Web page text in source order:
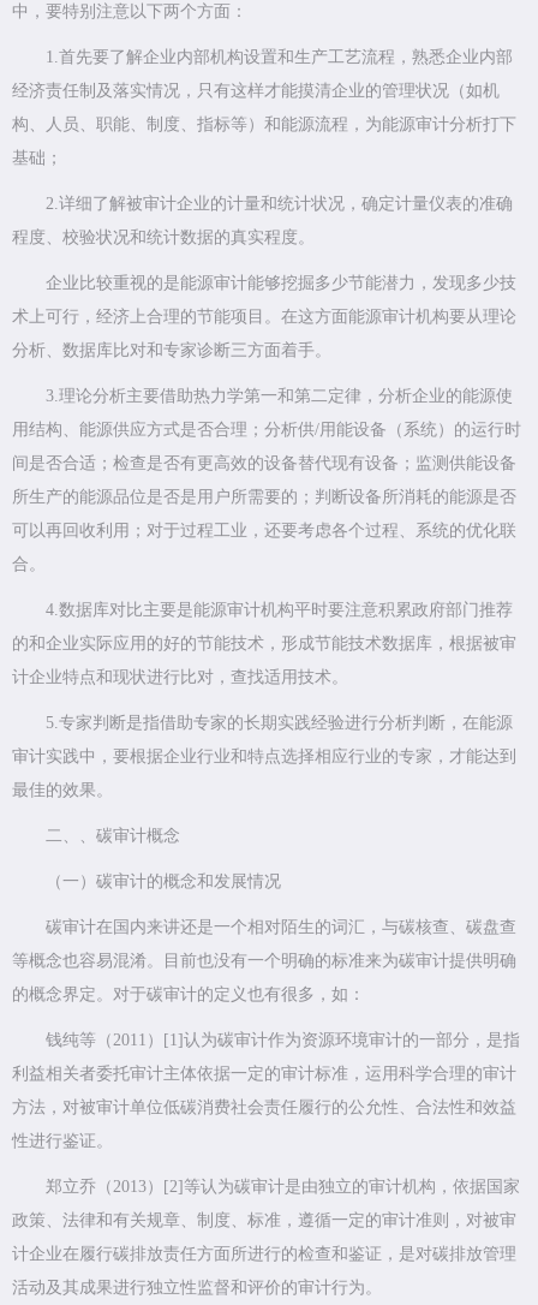
中，要特别注意以下两个方面：
1.首先要了解企业内部机构设置和生产工艺流程，熟悉企业内部
经济责任制及落实情况，只有这样才能摸清企业的管理状况（如机
构、人员、职能、制度、指标等）和能源流程，为能源审计分析打下
基础；
2.详细了解被审计企业的计量和统计状况，确定计量仪表的准确
程度、校验状况和统计数据的真实程度。
企业比较重视的是能源审计能够挖掘多少节能潜力，发现多少技
术上可行，经济上合理的节能项目。在这方面能源审计机构要从理论
分析、数据库比对和专家诊断三方面着手。
3.理论分析主要借助热力学第一和第二定律，分析企业的能源使
用结构、能源供应方式是否合理；分析供/用能设备（系统）的运行时
间是否合适；检查是否有更高效的设备替代现有设备；监测供能设备
所生产的能源品位是否是用户所需要的；判断设备所消耗的能源是否
可以再回收利用；对于过程工业，还要考虑各个过程、系统的优化联
合。
4.数据库对比主要是能源审计机构平时要注意积累政府部门推荐
的和企业实际应用的好的节能技术，形成节能技术数据库，根据被审
计企业特点和现状进行比对，查找适用技术。
5.专家判断是指借助专家的长期实践经验进行分析判断，在能源
审计实践中，要根据企业行业和特点选择相应行业的专家，才能达到
最佳的效果。
二、、碳审计概念
（一）碳审计的概念和发展情况
碳审计在国内来讲还是一个相对陌生的词汇，与碳核查、碳盘查
等概念也容易混淆。目前也没有一个明确的标准来为碳审计提供明确
的概念界定。对于碳审计的定义也有很多，如：
钱纯等（2011）[1]认为碳审计作为资源环境审计的一部分，是指
利益相关者委托审计主体依据一定的审计标准，运用科学合理的审计
方法，对被审计单位低碳消费社会责任履行的公允性、合法性和效益
性进行鉴证。
郑立乔（2013）[2]等认为碳审计是由独立的审计机构，依据国家
政策、法律和有关规章、制度、标准，遵循一定的审计准则，对被审
计企业在履行碳排放责任方面所进行的检查和鉴证，是对碳排放管理
活动及其成果进行独立性监督和评价的审计行为。